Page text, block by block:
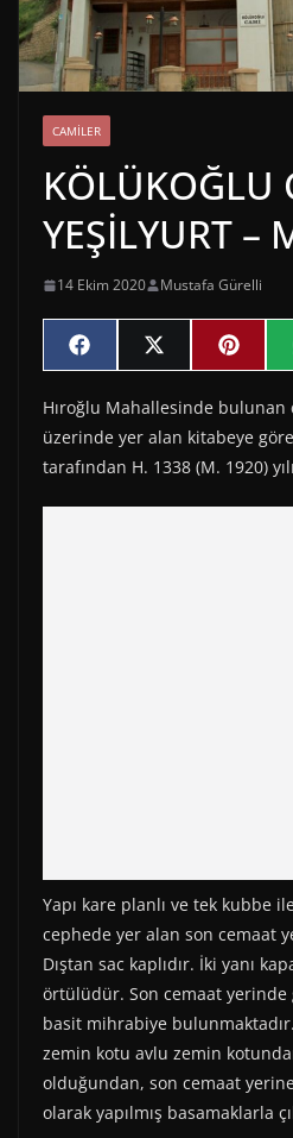
CAMILER
KÖLÜKOĞLU
YEŞİLYURT –
14 Ekim 2020 Mustafa Gürelli
Share
on
F
a
e
b
o
o
Share
on
X
(
w
i
t
t
r
Share
on
P
i
t
e
r
e
t
Hıroğlu Mahallesinde bulunan
üzerinde yer alan kitabeye
tarafından H. 1338 (M. 1920)
Yapı kare planlı ve tek kubbe
cephede yer alan son cemaat
Dıştan sac kaplıdır. İki yanı
örtülüdür. Son cemaat yerinde
basit mihrabiye
zemin kotu avlu zemin
olduğundan, son cemaat
olarak yapılmış basamaklarla